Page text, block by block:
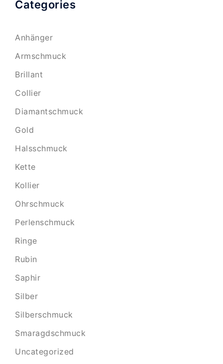
Categories
Anhänger
Armschmuck
Brillant
Collier
Diamantschmuck
Gold
Halsschmuck
Kette
Kollier
Ohrschmuck
Perlenschmuck
Ringe
Rubin
Saphir
Silber
Silberschmuck
Smaragdschmuck
Uncategorized